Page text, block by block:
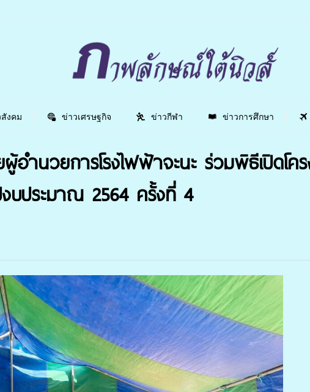
งคม ข่าวเศรษฐกิจ ข่าวกีฬา ข่าวการศึกษา
อำนวยการโรงไฟฟ้าจะนะ ร่วมพิธีเปิดโค
ประมาณ 2564 ครั้งที่ 4